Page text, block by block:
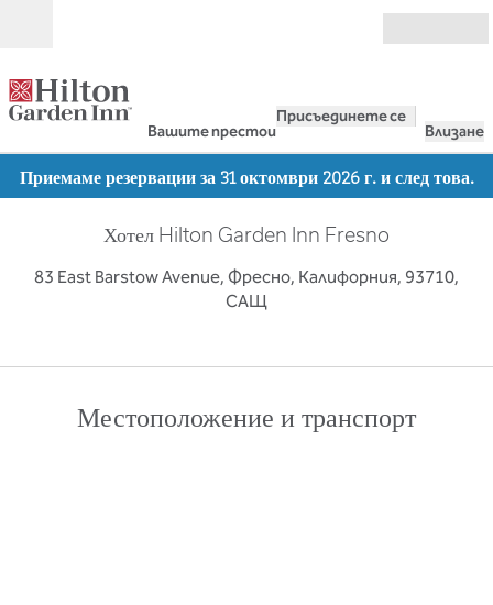
Вашите престои
Присъединете се
Влизане
Приемаме резервации за 31 октомври 2026 г. и след това.
Хотел Hilton Garden Inn Fresno
83 East Barstow Avenue, Фресно, Калифорния, 93710,
САЩ
Местоположение и транспорт